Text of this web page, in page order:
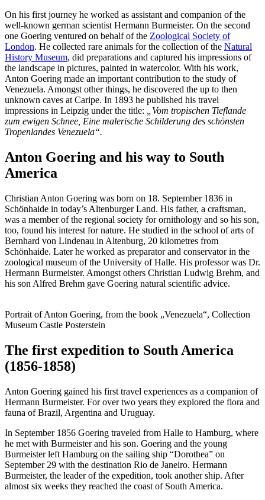
On his first journey he worked as assistant and companion of the
well-known german scientist Hermann Burmeister. On the second
one Goering ventured on behalf of the Zoological Society of
London. He collected rare animals for the collection of the Natural
History Museum, did preparations and captured his impressions of
the landscape in pictures, painted in watercolor. With his work,
Anton Goering made an important contribution to the study of
Venezuela. Amongst other things, he discovered the up to then
unknown caves at Caripe. In 1893 he published his travel
impressions in Leipzig under the title:
„Vom tropischen Tieflande
zum ewigen Schnee, Eine malerische Schilderung des schönsten
Tropenlandes Venezuela“.
Anton Goering and his way to South
America
Christian Anton Goering was born on 18. September 1836 in
Schönhaide in today’s Altenburger Land. His father, a craftsman,
was a member of the regional society for ornithology and so his son,
too, found his interest for nature. He studied in the school of arts of
Bernhard von Lindenau in Altenburg, 20 kilometres from
Schönhaide. Later he worked as preparator and conservator in the
zoological museum of the University of Halle. His professor was Dr.
Hermann Burmeister. Amongst others Christian Ludwig Brehm, and
his son Alfred Brehm gave Goering natural scientific advice.
Portrait of Anton Goering, from the book „Venezuela“, Collection
Museum Castle Posterstein
The first expedition to South America
(1856-1858)
Anton Goering gained his first travel experiences as a companion of
Hermann Burmeister. For over two years they explored the flora and
fauna of Brazil, Argentina and Uruguay.
In September 1856 Goering traveled from Halle to Hamburg, where
he met with Burmeister and his son. Goering and the young
Burmeister left Hamburg on the sailing ship “Dorothea” on
September 29 with the destination Rio de Janeiro. Hermann
Burmeister, the leader of the expedition, took another ship. After
almost six weeks they reached the coast of South America.